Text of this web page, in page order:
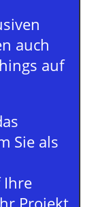
auch
auf
Sie als
Ihre